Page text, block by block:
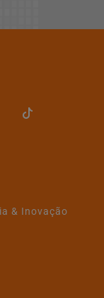
& Inovação